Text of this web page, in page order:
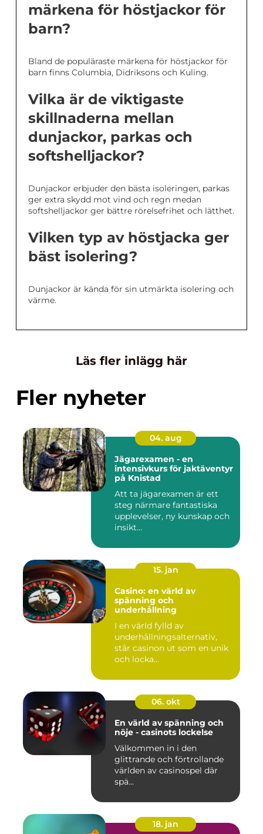
märkena för höstjackor för
barn?
Bland de populäraste märkena för höstjackor för
barn finns Columbia, Didriksons och Kuling.
Vilka är de viktigaste
skillnaderna mellan
dunjackor, parkas och
softshelljackor?
Dunjackor erbjuder den bästa isoleringen, parkas
ger extra skydd mot vind och regn medan
softshelljackor ger bättre rörelsefrihet och lätthet.
Vilken typ av höstjacka ger
bäst isolering?
Dunjackor är kända för sin utmärkta isolering och
värme.
Läs fler inlägg här
Fler nyheter
04. aug
Jägarexamen - en
intensivkurs för jaktäventyr
på Knistad
Att ta jägarexamen är ett
steg närmare fantastiska
upplevelser, ny kunskap och
insikt...
15. jan
Casino: en värld av
spänning och
underhållning
I en värld fylld av
underhållningsalternativ,
står casinon ut som en unik
och locka...
06. okt
En värld av spänning och
nöje - casinots lockelse
Välkommen in i den
glittrande och förtrollande
världen av casinospel där
spä...
18. jan